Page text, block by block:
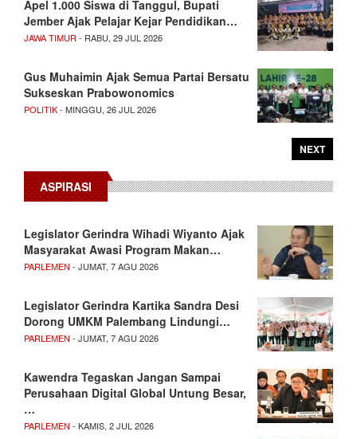
Apel 1.000 Siswa di Tanggul, Bupati
Jember Ajak Pelajar Kejar Pendidikan…
JAWA TIMUR - RABU, 29 JUL 2026
Gus Muhaimin Ajak Semua Partai Bersatu
Sukseskan Prabowonomics
POLITIK- MINGGU, 26 JUL 2026
NEXT
ASPIRASI
Legislator Gerindra Wihadi Wiyanto Ajak
Masyarakat Awasi Program Makan…
PARLEMEN - JUMAT, 7 AGU 2026
Legislator Gerindra Kartika Sandra Desi
Dorong UMKM Palembang Lindungi…
PARLEMEN - JUMAT, 7 AGU 2026
Kawendra Tegaskan Jangan Sampai
Perusahaan Digital Global Untung Besar,
…
PARLEMEN - KAMIS, 2 JUL 2026